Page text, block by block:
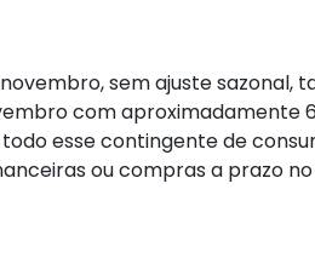
sem ajuste
com aproximadamente
esse contingente de
ou compras a prazo